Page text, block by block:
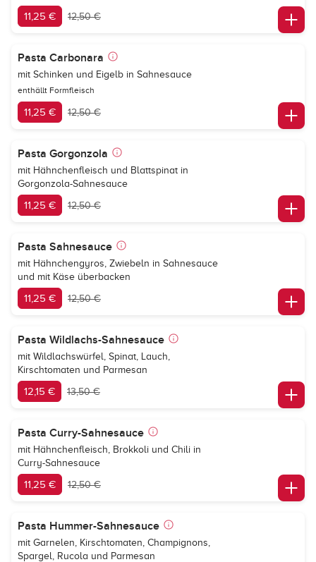
11,25 € 12,50 €
Pasta Carbonara
mit Schinken und Eigelb in Sahnesauce
enthällt Formfleisch
11,25 € 12,50 €
Pasta Gorgonzola
mit Hähnchenfleisch und Blattspinat in
Gorgonzola-Sahnesauce
11,25 € 12,50 €
Pasta Sahnesauce
mit Hähnchengyros, Zwiebeln in Sahnesauce
und mit Käse überbacken
11,25 € 12,50 €
Pasta Wildlachs-Sahnesauce
mit Wildlachswürfel, Spinat, Lauch,
Kirschtomaten und Parmesan
12,15 € 13,50 €
Pasta Curry-Sahnesauce
mit Hähnchenfleisch, Brokkoli und Chili in
Curry-Sahnesauce
11,25 € 12,50 €
Pasta Hummer-Sahnesauce
mit Garnelen, Kirschtomaten, Champignons,
Spargel, Rucola und Parmesan